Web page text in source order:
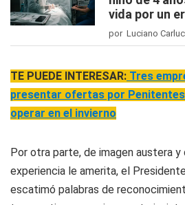
vida por un
por Luciano
TE PUEDE INTERESAR: Tres
presentar ofertas por
operar en el invierno
Por otra parte, de imagen austera
experiencia le amerita, el
escatimó palabras de